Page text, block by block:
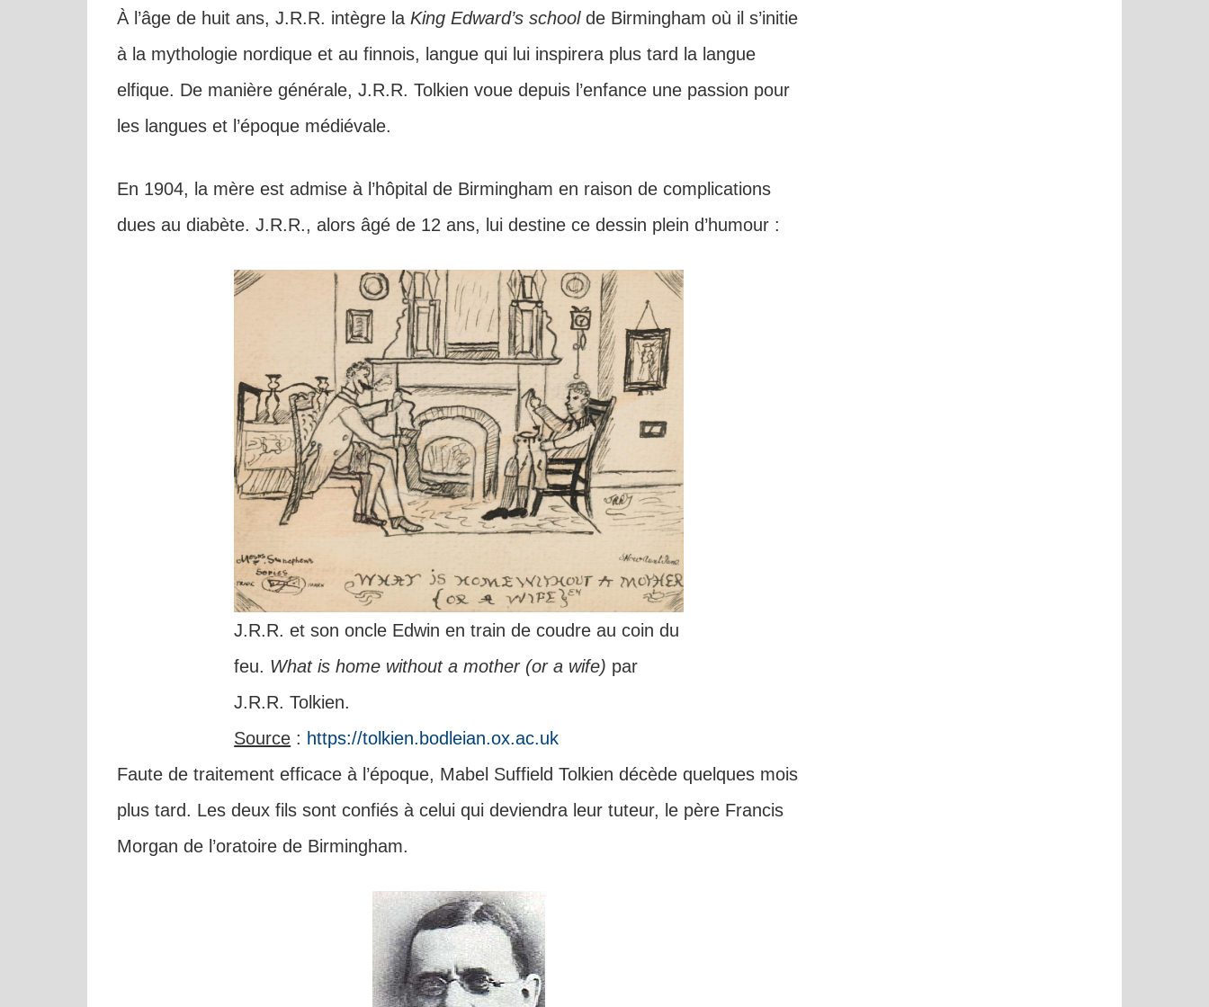
À l’âge de huit ans, J.R.R. intègre la King Edward’s schoolde Birmingham où il s’initie
à la mythologie nordique et au finnois, langue qui lui inspirera plus tard la langue
elfique. De manière générale, J.R.R. Tolkien voue depuis l’enfance une passion pour
les langues et l’époque médiévale.
En 1904, la mère est admise à l’hôpital de Birmingham en raison de complications
dues au diabète. J.R.R., alors âgé de 12 ans, lui destine ce dessin plein d’humour :
J.R.R. et son oncle Edwin en train de coudre au coin du
feu. What is home without a mother (or a wife) par
J.R.R. Tolkien.
Source : https://tolkien.bodleian.ox.ac.uk
Faute de traitement efficace à l’époque, Mabel Suffield Tolkien décède quelques mois
plus tard. Les deux fils sont confiés à celui qui deviendra leur tuteur, le père Francis
Morgan de l’oratoire de Birmingham.